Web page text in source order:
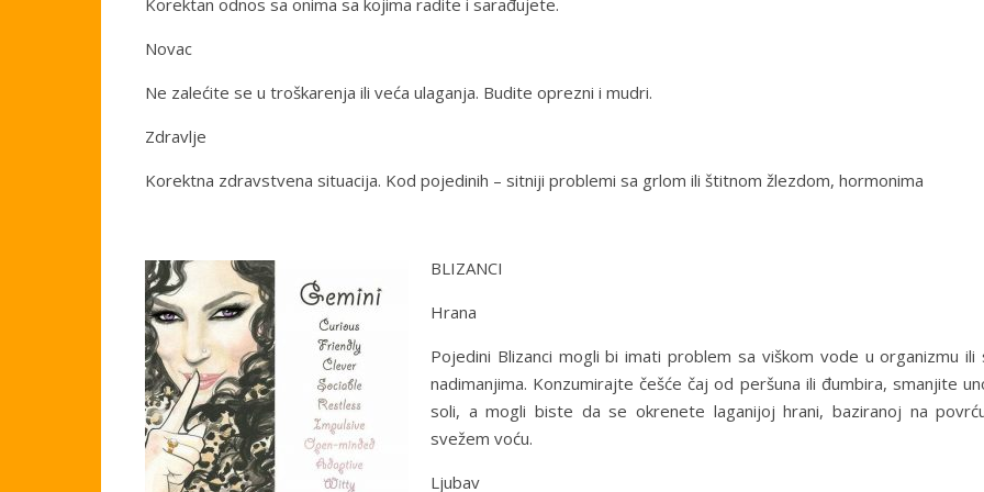
Korektan odnos sa onima sa kojima radite i sarađujete.
Novac
Ne zalećite se u troškarenja ili veća ulaganja. Budite oprezni i mudri.
Zdravlje
Korektna zdravstvena situacija. Kod pojedinih – sitniji problemi sa grlom ili štitnom žlezdom, hormonima
BLIZANCI
Hrana
Pojedini Blizanci mogli bi imati problem sa viškom vode u organizmu ili
nadimanjima. Konzumirajte češće čaj od peršuna ili đumbira, smanjite
soli, a mogli biste da se okrenete laganijoj hrani, baziranoj na
svežem voću.
Ljubav